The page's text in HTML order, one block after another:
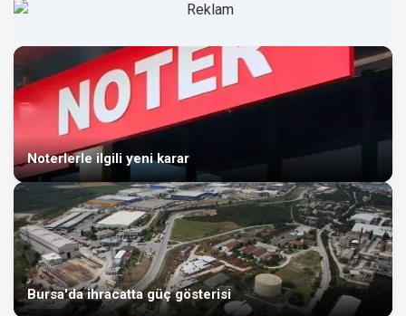
Noterlerle ilgili yeni karar
Bursa'da ihracatta güç gösterisi